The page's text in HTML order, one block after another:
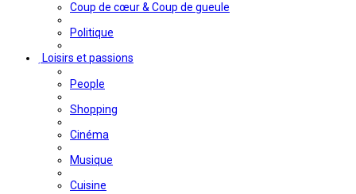
Coup de cœur & Coup de gueule
Politique
Loisirs et passions
People
Shopping
Cinéma
Musique
Cuisine